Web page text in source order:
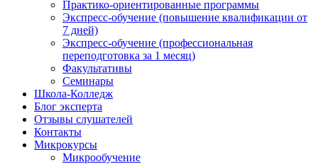
Практико-ориентированные программы
Экспресс-обучение (повышение квалификации от
7 дней)
Экспресс-обучение (профессиональная
переподготовка за 1 месяц)
Факультативы
Семинары
Школа-Колледж
Блог эксперта
Отзывы слушателей
Контакты
Микрокурсы
Микрообучение